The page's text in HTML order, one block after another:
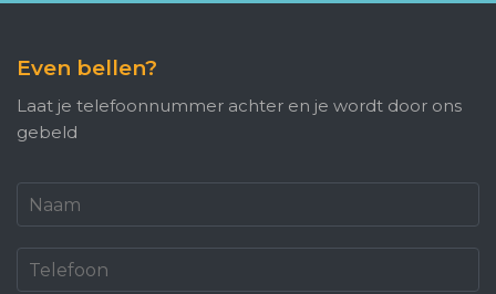
Even bellen?
Laat je telefoonnummer achter en je wordt door ons
gebeld